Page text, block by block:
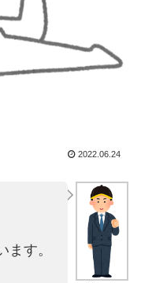
2022.06.24
す。